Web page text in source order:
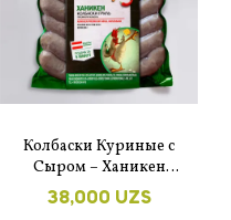
Колбаски Куриные с
Сыром – Ханикен
330г
38,000 UZS